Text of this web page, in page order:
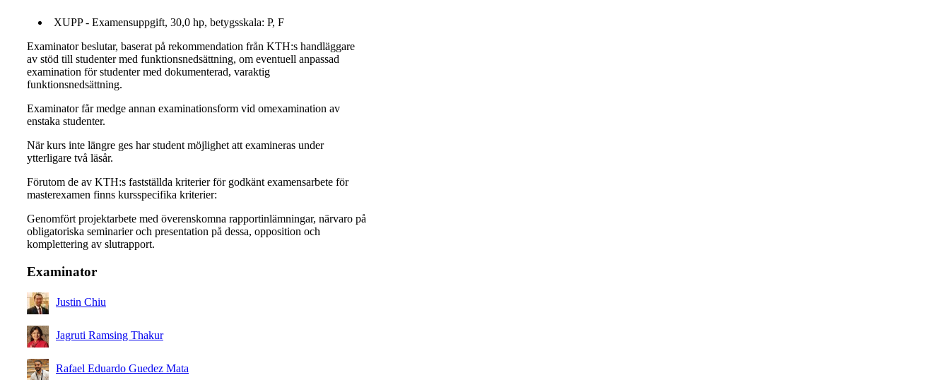
XUPP - Examensuppgift, 30,0 hp, betygsskala: P, F
Examinator beslutar, baserat på rekommendation från KTH:s handläggare
av stöd till studenter med funktionsnedsättning, om eventuell anpassad
examination för studenter med dokumenterad, varaktig
funktionsnedsättning.
Examinator får medge annan examinationsform vid omexamination av
enstaka studenter.
När kurs inte längre ges har student möjlighet att examineras under
ytterligare två läsår.
Förutom de av KTH:s fastställda kriterier för godkänt examensarbete för
masterexamen finns kursspecifika kriterier:
Genomfört projektarbete med överenskomna rapportinlämningar, närvaro på
obligatoriska seminarier och presentation på dessa, opposition och
komplettering av slutrapport.
Examinator
Justin Chiu
Jagruti Ramsing Thakur
Rafael Eduardo Guedez Mata